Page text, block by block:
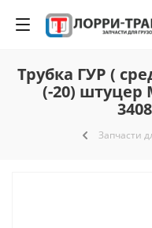
Трубка ГУР (
(-20) штуцер
Запчасти